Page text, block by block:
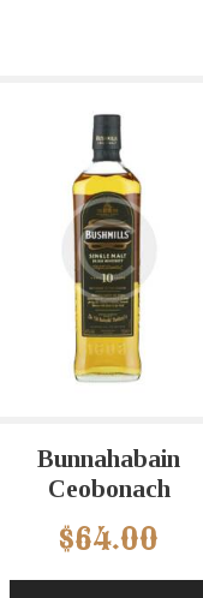
Bunnahabain
Ceobonach
$64.00